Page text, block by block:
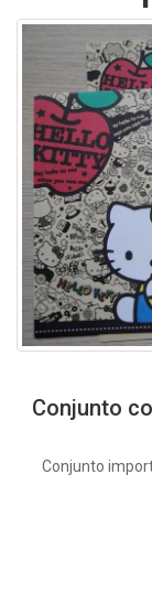
Conjunto
Conjunto